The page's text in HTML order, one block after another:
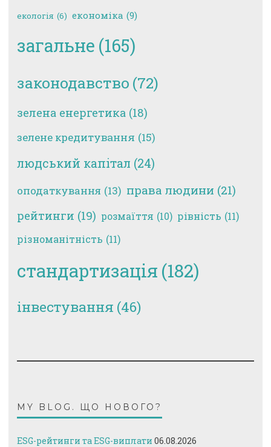
екологія (6) економіка (9)
загальне (165)
законодавство (72)
зелена енергетика (18)
зелене кредитування (15)
людський капітал (24)
оподаткування (13) права людини (21)
рейтинги (19) розмаїття (10) рівність (11)
різноманітність (11)
стандартизація (182)
інвестування (46)
MY BLOG. ЩО НОВОГО?
ESG-рейтинги та ESG-виплати 06.08.2026